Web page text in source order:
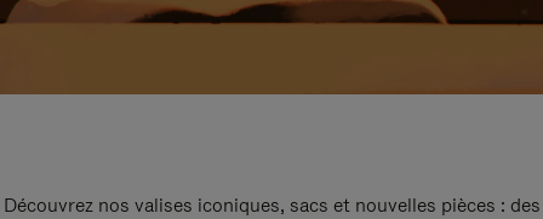
Découvrez nos valises iconiques, sacs et nouvelles pièces : des